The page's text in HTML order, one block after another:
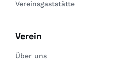
Vereinsgaststätte
Verein
Über uns